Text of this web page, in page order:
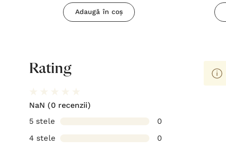
Adaugă în coș
Rating
NaN (0 recenzii)
5 stele
0
4 stele
0